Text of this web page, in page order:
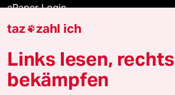
ePaper Login
Downloads für Abonnierende
© 2026 taz Verlags und Vertriebs GmbH
taz zahl ich
Links lesen, rechts
bekämpfen